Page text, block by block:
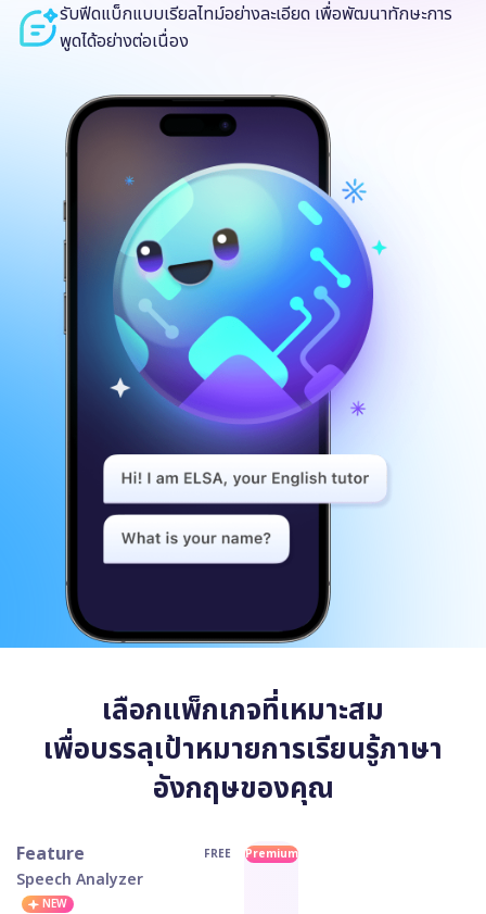
รับฟีดแบ็กแบบเรียลไทม์อย่างละเอียด เพื่อพัฒนาทักษะการ
พูดได้อย่างต่อเนื่อง
เลือกแพ็กเกจที่เหมาะสม
เพื่อบรรลุเป้าหมายการเรียนรู้ภาษา
อังกฤษของคุณ
Feature FREE Premium
Speech Analyzer
NEW